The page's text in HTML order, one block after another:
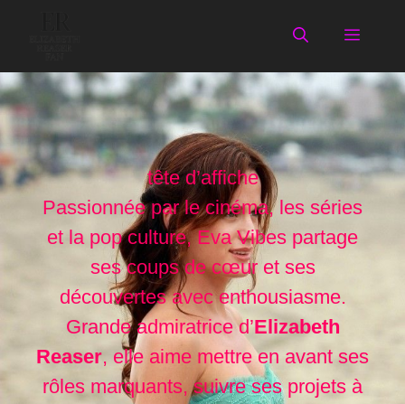
Menu
tête d’affiche
Passionnée par le cinéma, les séries
et la pop culture, Eva Vibes partage
ses coups de cœur et ses
découvertes avec enthousiasme.
Grande admiratrice d’Elizabeth
Reaser, elle aime mettre en avant ses
rôles marquants, suivre ses projets à